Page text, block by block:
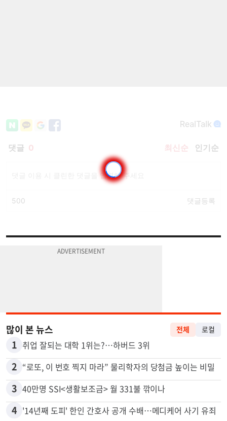
많이 본 뉴스
1 취업 잘되는 대학 1위는?…하버드 3위
2 “로또, 이 번호 찍지 마라” 물리학자의 당첨금 높이는 비밀
3 40만명 SSI<생활보조금> 월 331불 깎이나